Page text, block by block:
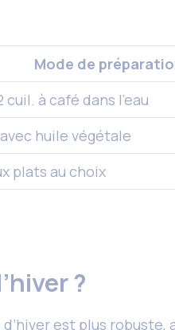
Mode de
cuil. à café dans l’eau
huile végétale
plats au choix
?
est plus robuste,